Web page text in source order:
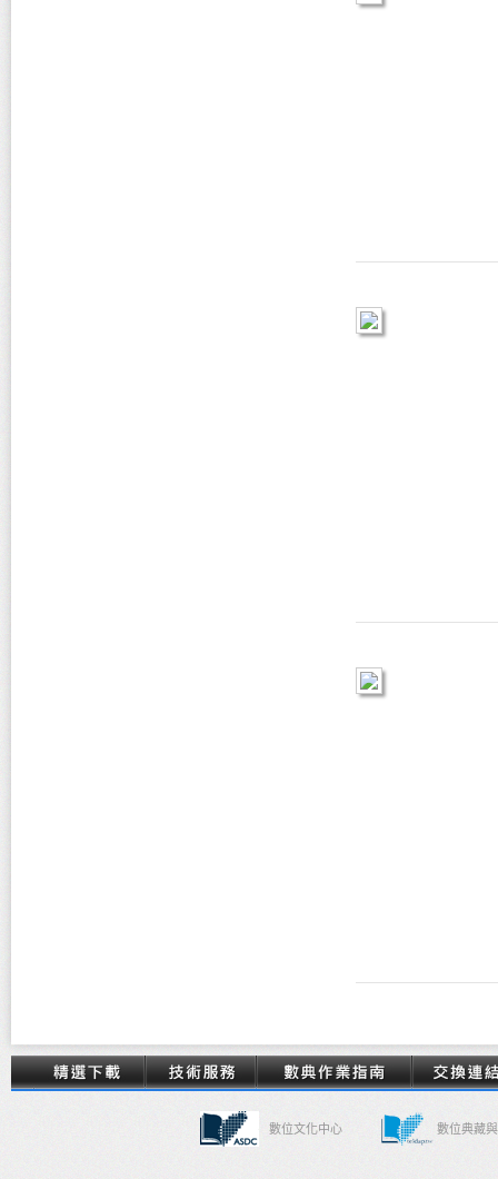
數位文化中心 數位典藏